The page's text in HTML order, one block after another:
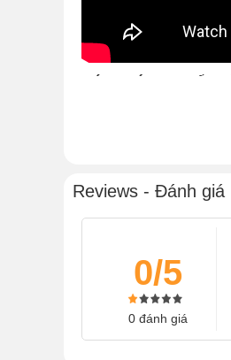
Được trang bị cấu hình
Với vỏ ngoài laptop Dell
Reviews - Đánh
0/5
0 đánh giá